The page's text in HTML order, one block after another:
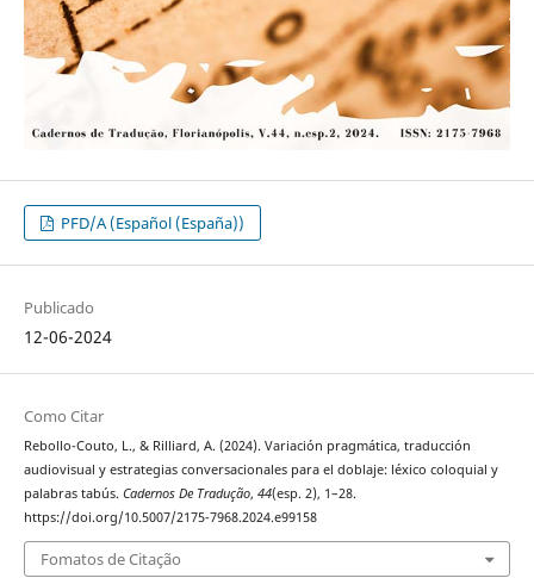
PFD/A (Español (España))
Publicado
12-06-2024
Como Citar
Rebollo-Couto, L., & Rilliard, A. (2024). Variación pragmática, traducción
audiovisual y estrategias conversacionales para el doblaje: léxico coloquial y
palabras tabús. Cadernos De Tradução, 44(esp. 2), 1–28.
https://doi.org/10.5007/2175-7968.2024.e99158
Fomatos de Citação